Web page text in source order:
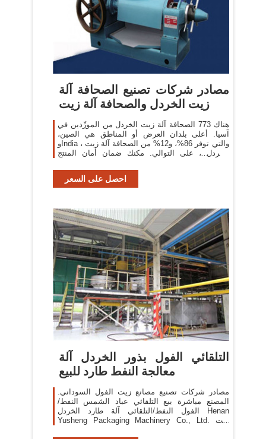
مصادر شركات تصنيع الصحافة آلة
زيت الخردل والصحافة آلة زيت
هناك 773 الصحافة آلة زيت الخردل من المورِّدين في
آسيا. أعلى بلدان العرض أو المناطق هي الصين،
وIndia ، والتي توفر 86%، و12% من الصحافة آلة زيت
الخردل ، على التوالي. مكنك ضمان أمان المنتج
احصل على السعر
التلقائي الفول بذور الخردل آلة
معالجة النفط طارد للبيع
مصادر شركات تصنيع مصانع زيت الفول السوداني.
المصنع مباشرة بيع التلقائي عباد الشمس النفط/
الفول النفط/التلقائي آلة طارد الخردل Henan
Yusheng Packaging Machinery Co., Ltd. زيت